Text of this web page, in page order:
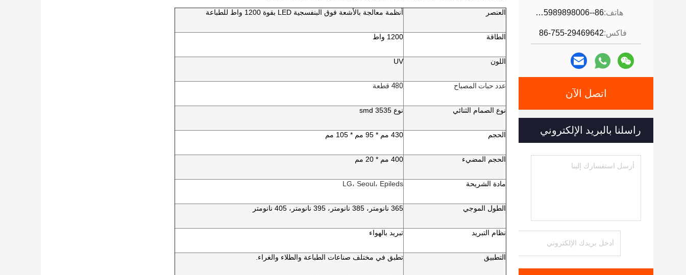
هاتف: 86--18926468268-15989898006
فاكس:86-755-29469642
اتصل الآن
راسلنا بالبريد الإلكتروني
العنصر أنظمة معالجة بالأشعة فوق البنفسجية LED بقوة 1200 واط للطباعة
الطاقة 1200 واط
اللون UV
عدد حبات المصباح 480 قطعة
نوع الصمام الثنائي نوع 3535 smd
الحجم 430 مم * 95 مم * 105 مم
الحجم المضيء 400 مم * 20 مم
مادة الشريحة LG، Seoul، Epileds
الطول الموجي 365 نانومتر، 385 نانومتر، 395 نانومتر، 405 نانومتر
نظام التبريد تبريد بالهواء
التطبيق تطبق في مختلف صناعات الطباعة والطلاء والغراء.